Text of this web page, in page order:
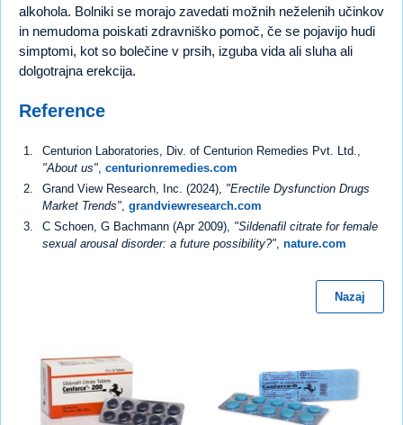
alkohola. Bolniki se morajo zavedati možnih neželenih učinkov
in nemudoma poiskati zdravniško pomoč, če se pojavijo hudi
simptomi, kot so bolečine v prsih, izguba vida ali sluha ali
dolgotrajna erekcija.
Reference
Centurion Laboratories, Div. of Centurion Remedies Pvt. Ltd.,
"About us", centurionremedies.com
Grand View Research, Inc. (2024), "Erectile Dysfunction Drugs
Market Trends" grandviewresearch.com
C Schoen, G Bachmann (Apr 2009), "Sildenafil citrate for female
sexual arousal disorder: a future possibility?" nature.com
Nazaj